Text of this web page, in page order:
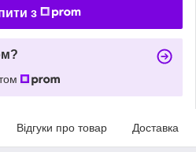
з
Відгуки про товар Доставка